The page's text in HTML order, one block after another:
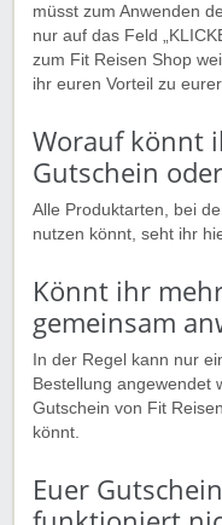
müsst zum Anwenden
nur auf das Feld
zum Fit Reisen Shop
ihr euren Vorteil zu
Worauf könnt
Gutschein
Alle Produktarten, bei
nutzen könnt, seht ihr
Könnt ihr
gemeinsam
In der Regel kann nur
Bestellung angewendet
Gutschein von Fit
könnt.
Euer